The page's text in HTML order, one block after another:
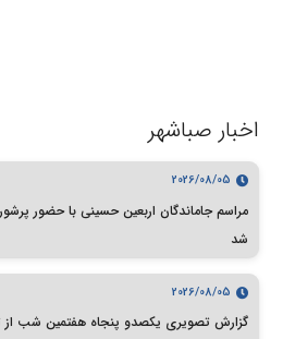
اخبار صباشهر
2026/08/05
مراسم جاماندگان اربعین حسینی با حضور
شد
2026/08/05
گزارش تصویری یکصدو پنجاه هفتمین شب